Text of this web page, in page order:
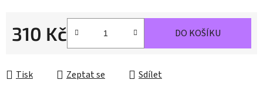
310 Kč DO KOŠÍKU
Tisk Zeptat se Sdílet